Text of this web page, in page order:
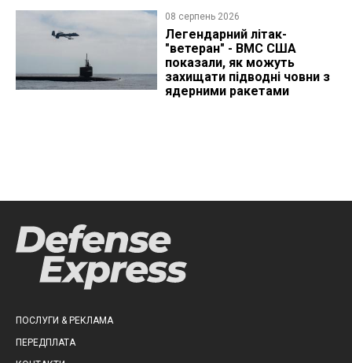
08 серпень 2026
Легендарний літак-
"ветеран" - ВМС США
показали, як можуть
захищати підводні човни з
ядерними ракетами
ПОСЛУГИ & РЕКЛАМА
ПЕРЕДПЛАТА